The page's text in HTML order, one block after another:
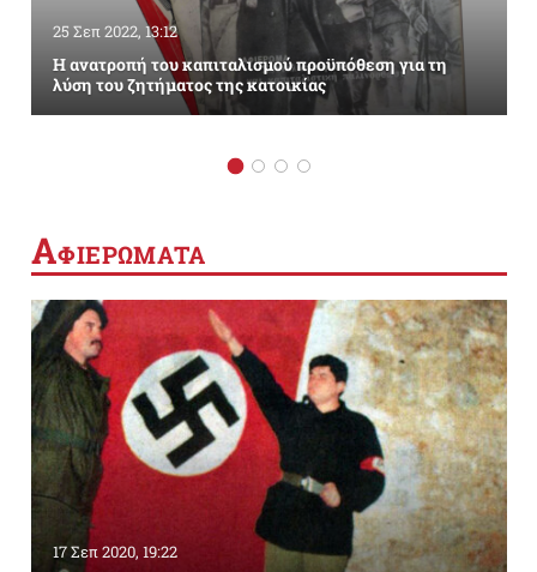
25 Σεπ 2022, 13:12
Η ανατροπή του καπιταλισμού προϋπόθεση για τη
λύση του ζητήματος της κατοικίας
ΑΦΙΕΡΩΜΑΤΑ
17 Σεπ 2020, 19:22